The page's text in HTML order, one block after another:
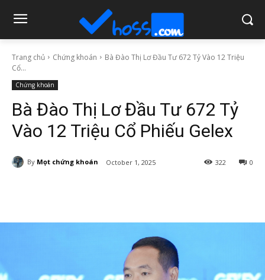
Trang chủ Chứng khoán
Bà Đào Thị Lơ Đầu Tư 672 Tỷ Vào 12 Triệu
Cổ...
Chứng khoán
Bà Đào Thị Lơ Đầu Tư 672 Tỷ
Vào 12 Triệu Cổ Phiếu Gelex
By Mọt chứng khoán October 1, 2025 0
322